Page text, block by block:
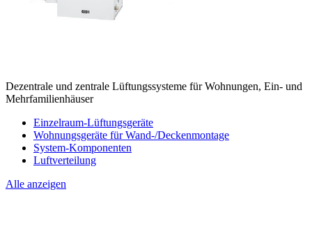
Dezentrale und zentrale Lüftungssysteme für Wohnungen, Ein- und
Mehrfamilienhäuser
Einzelraum-Lüftungsgeräte
Wohnungsgeräte für Wand-/Deckenmontage
System-Komponenten
Luftverteilung
Alle anzeigen